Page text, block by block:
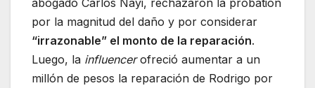
por la magnitud del daño y por considerar
“irrazonable” el monto de la reparación.
Luego, la influencerofreció aumentar a un
millón de pesos la reparación de Rodrigo por